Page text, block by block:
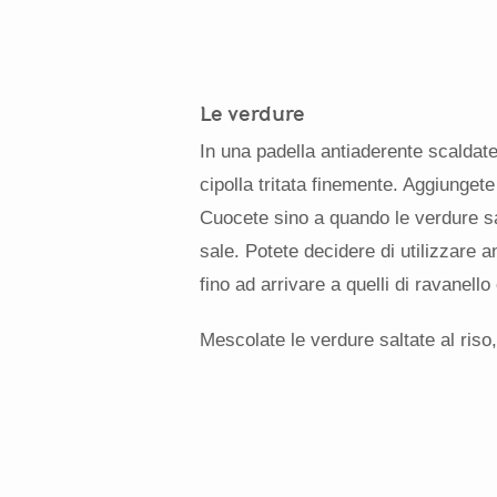
Le verdure
In una padella antiaderente
cipolla tritata finemente.
Cuocete sino a quando le verdure
sale. Potete decidere di utilizzare
fino ad arrivare a quelli di ravanello
Mescolate le verdure saltate al